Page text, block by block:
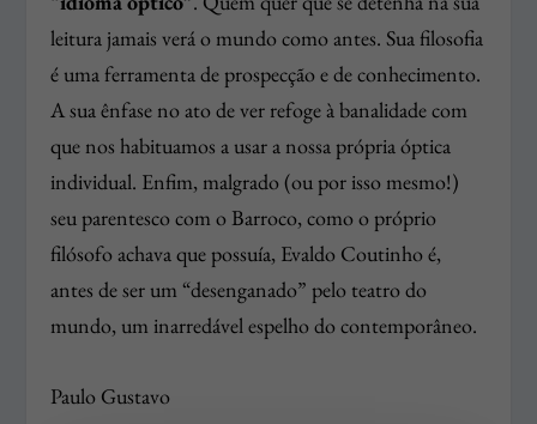
leitura jamais verá o mundo como antes. Sua filosofia
é uma ferramenta de prospecção e de conhecimento.
A sua ênfase no ato de ver refoge à banalidade com
que nos habituamos a usar a nossa própria óptica
individual. Enfim, malgrado (ou por isso mesmo!)
seu parentesco com o Barroco, como o próprio
filósofo achava que possuía, Evaldo Coutinho é,
antes de ser um “desenganado” pelo teatro do
mundo, um inarredável espelho do contemporâneo.
Paulo Gustavo